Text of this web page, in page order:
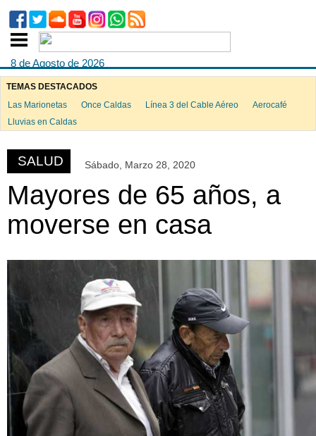
8 de Agosto de 2026
TEMAS DESTACADOS
Las Marionetas
Once Caldas Línea 3 del Cable Aéreo
Aerocafé
Lluvias en Caldas
SALUD Sábado, Marzo 28, 2020
Mayores de 65 años, a
moverse en casa